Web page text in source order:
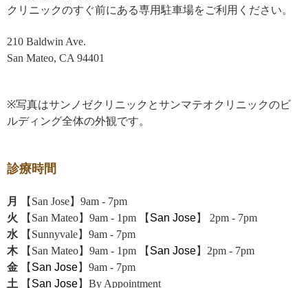
クリニックのすぐ前にある専用駐車場をご利用ください。
210 Baldwin Ave.
San Mateo, CA 94401
※写真はサンノゼクリニックとサンマテオクリニックのビ
ルディング全体の外観です。
診療時間
月
【San Jose】9am - 7pm
火 【San Mateo】9am - 1pm 【 San Jose】 2pm - 7pm
水 【Sunnyvale】9am - 7pm
木【San Mateo】9am - 1pm 【 San Jose】2pm - 7pm
金 【 San Jose】9am - 7pm
土
【 San Jose】By Appointment